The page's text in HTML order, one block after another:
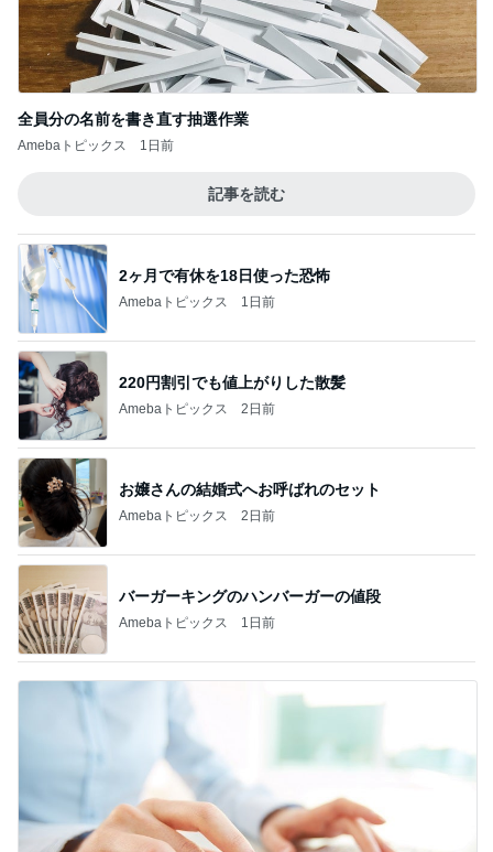
全員分の名前を書き直す抽選作業
Amebaトピックス 1日前
記事を読む
2ヶ月で有休を18日使った恐怖
Amebaトピックス 1日前
220円割引でも値上がりした散髪
Amebaトピックス 2日前
お嬢さんの結婚式へお呼ばれのセット
Amebaトピックス 2日前
バーガーキングのハンバーガーの値段
Amebaトピックス 1日前